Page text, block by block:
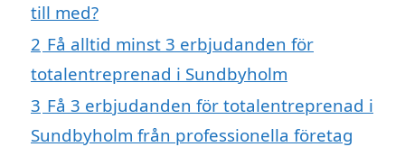
till med?
2 Få alltid minst 3 erbjudanden för
totalentreprenad i Sundbyholm
3 Få 3 erbjudanden för totalentreprenad i
Sundbyholm från professionella företag